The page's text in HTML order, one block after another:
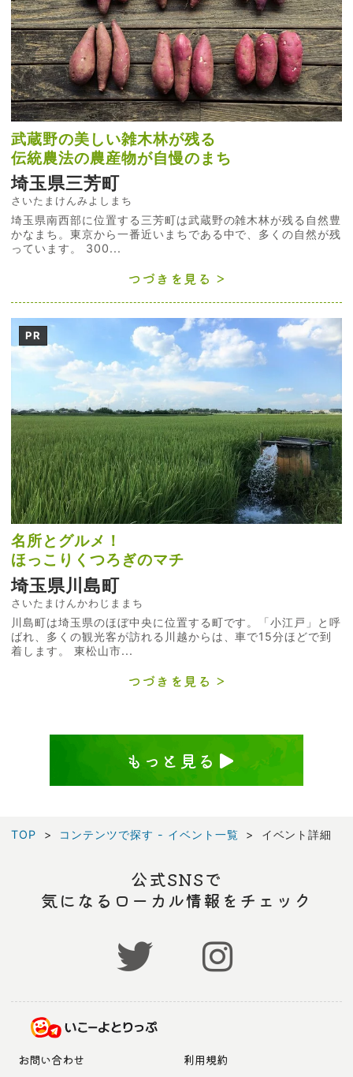
武蔵野の美しい雑木林が残る
伝統農法の農産物が自慢のまち
埼玉県三芳町
さいたまけんみよしまち
埼玉県南西部に位置する三芳町は武蔵野の雑木林が残る自然豊
かなまち。東京から一番近いまちである中で、多くの自然が残
っています。 300...
つづきを見る
PR
名所とグルメ！
ほっこりくつろぎのマチ
埼玉県川島町
さいたまけんかわじままち
川島町は埼玉県のほぼ中央に位置する町です。「小江戸」と呼
ばれ、多くの観光客が訪れる川越からは、車で15分ほどで到
着します。 東松山市...
つづきを見る
もっと見る
TOP コンテンツで探す - イベント一覧 イベント詳細
公式SNSで
気になるローカル情報をチェック
お問い合わせ 利用規約